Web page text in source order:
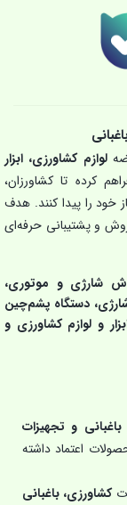
لوازم کشاورزی، ابزار
کرده تا کشاورزان،
خود را پیدا کنند. هدف
و پشتیبانی حرفه‌ای
شارژی و موتوری،
دستگاه پشم‌چین
و لوازم کشاورزی و
باغبانی و تجهیزات
اعتماد داشته
کشاورزی، باغبانی